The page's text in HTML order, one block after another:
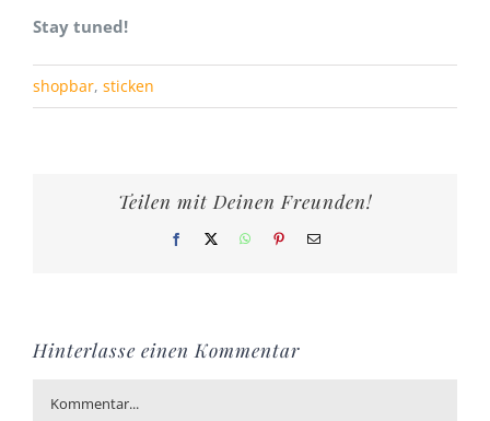
Stay tuned!
shopbar, sticken
Teilen mit Deinen Freunden!
Facebook WhatsAppPinterestE-
Hinterlasse einen Kommentar
Kommentar